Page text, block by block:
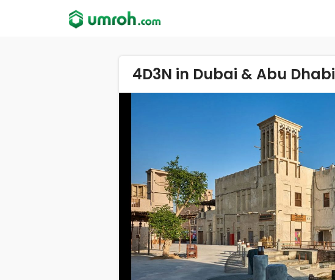
4D3N in Dubai & Abu Dhabi